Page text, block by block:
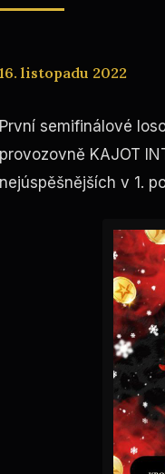
16. listopadu 2022
První semifinálové
provozovně KAJOT
nejúspěšnějších v 1.